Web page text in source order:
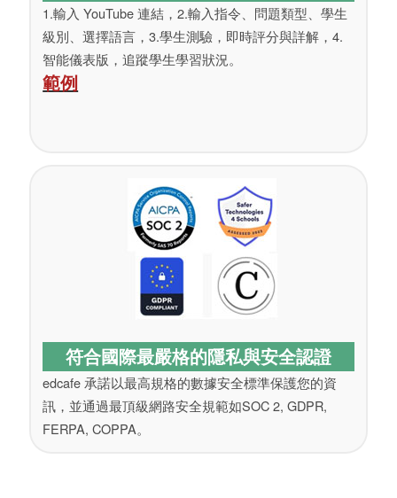
1.輸入 YouTube 連結，2.輸入指令、問題類型、學生
級別、選擇語言，3.學生測驗，即時評分與詳解，4.
智能儀表版，追蹤學生學習狀況。
範例
符合國際最嚴格的隱私與安全認證
edcafe 承諾以最高規格的數據安全標準保護您的資
訊，並通過最頂級網路安全規範如SOC 2, GDPR,
FERPA, COPPA。